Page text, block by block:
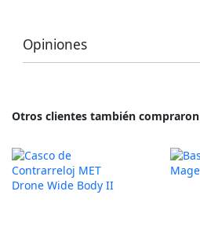
Opiniones
Otros clientes también compraron